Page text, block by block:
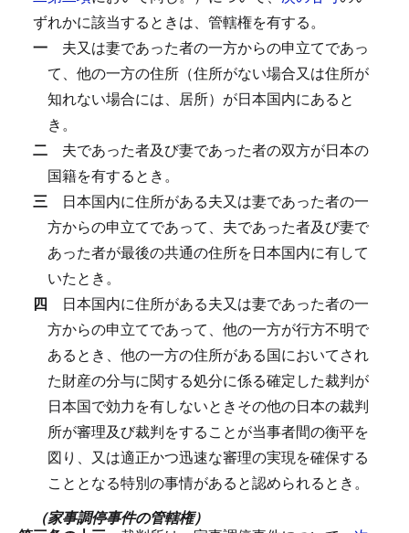
ずれかに該当するときは、管轄権を有する。
一 夫又は妻であった者の一方からの申立てであっ
て、他の一方の住所（住所がない場合又は住所が
知れない場合には、居所）が日本国内にあると
き。
二 夫であった者及び妻であった者の双方が日本の
国籍を有するとき。
三 日本国内に住所がある夫又は妻であった者の一
方からの申立てであって、夫であった者及び妻で
あった者が最後の共通の住所を日本国内に有して
いたとき。
四 日本国内に住所がある夫又は妻であった者の一
方からの申立てであって、他の一方が行方不明で
あるとき、他の一方の住所がある国においてされ
た財産の分与に関する処分に係る確定した裁判が
日本国で効力を有しないときその他の日本の裁判
所が審理及び裁判をすることが当事者間の衡平を
図り、又は適正かつ迅速な審理の実現を確保する
こととなる特別の事情があると認められるとき。
（家事調停事件の管轄権）